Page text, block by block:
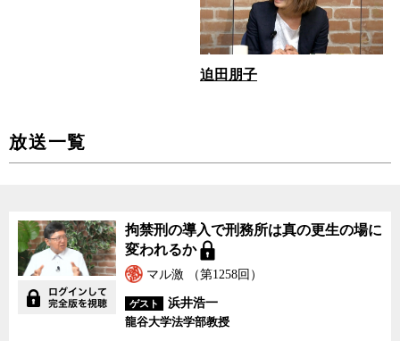
迫田朋子
放送一覧
拘禁刑の導入で刑務所は真の更生の場に
変われるか
マル激 （第1258回）
ゲスト
浜井浩一
龍谷大学法学部教授